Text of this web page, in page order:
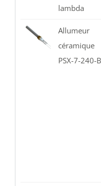
lambda
Allumeur
céramique
PSX-7-240-B